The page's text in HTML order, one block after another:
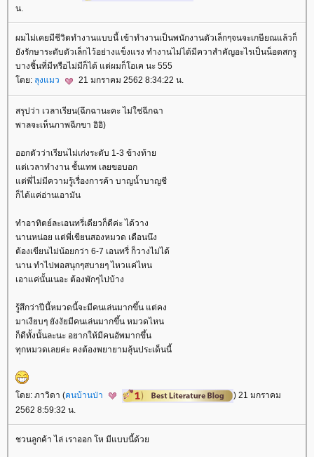
น.
ผมไม่เคยมีชีวิตทำงานแบบนี้ เข้าทำงานเป็นพนักงานตัวเล็กๆจนจะเกษียณแล้วก็
ังรักษาระดับตัวเล็กไว้อย่างแข็งแรง ทำงานไม่ได้มีควาสำคัญอะไรเป็นน็อตสกรู
บางชิ้นที่มีหรือไม่มีก็ได้ แต่ผมก็โอเค นะ 555
ดย: ลุงแมว 21 มกราคม 2562 8:34:22 น.
สรุปว่า เวลาเรียน(ฉึกฉานะคะ ไม่ใช่ฉีกฉา
พาลจะเห็นภาพฉีกขา อิอิ)
ออกตัวว่าเรียนไม่เก่งระดับ 1-3 ข้างท้า
ต่เวลาทำงาน ชั้นเทพ เลยขอบอก
ต่พี่ไม่มีความรู้เรื่องการค้า บาญน้ำบาญชี
ก็ได้แค่อ่านเอามัน
ทำอาทิตย์ละเอนทรี่เดียวก็ดีค่ะ ได้วาง
นานหน่อย แต่พี่เขียนสองหมวด เดือนนึง
ต้องเขียนไม่น้อยกว่า 6-7 เอนทรี่ ก็วางไม่ได้
นาน ทำไปพอสนุกๆสบายๆ ไหวแค่ไหน
เอาแค่นั้นเนอะ ต้องพักๆไปบ้าง
รู้สึกว่าปีนี้หมวดนี้จะมีคนเล่นมากขึ้น แต่คง
มาเงียบๆ ยังงัยมีคนเล่นมากขึ้น หมวดไหน
ก็ดีทั้งนั้นละนะ อยากให้มีคนอัพมากขึ้น
ทุกหมวดเลยค่ะ คงต้องพยายามลุ้นประเด็นนี้
ดย: ภาวิดา (คนบ้านป่า
) 21 มกราคม
2562 8:59:32 น.
ชวนลูกค้า ไล่ เราออก โห มีแบบนี้ด้ว